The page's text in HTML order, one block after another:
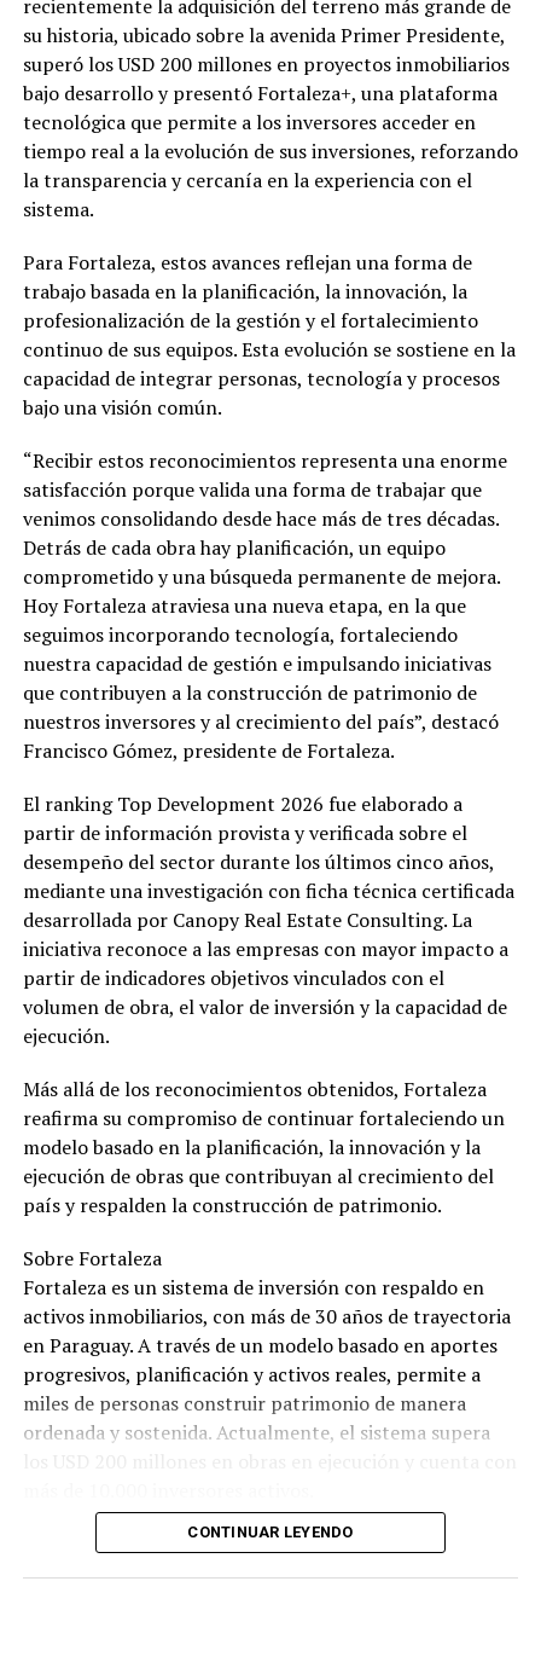
recientemente la adquisición del terreno más grande de
su historia, ubicado sobre la avenida Primer Presidente,
superó los USD 200 millones en proyectos inmobiliarios
bajo desarrollo y presentó Fortaleza+, una plataforma
tecnológica que permite a los inversores acceder en
tiempo real a la evolución de sus inversiones, reforzando
la transparencia y cercanía en la experiencia con el
sistema.
Para Fortaleza, estos avances reflejan una forma de
trabajo basada en la planificación, la innovación, la
profesionalización de la gestión y el fortalecimiento
continuo de sus equipos. Esta evolución se sostiene en la
capacidad de integrar personas, tecnología y procesos
bajo una visión común.
“Recibir estos reconocimientos representa una enorme
satisfacción porque valida una forma de trabajar que
venimos consolidando desde hace más de tres décadas.
Detrás de cada obra hay planificación, un equipo
comprometido y una búsqueda permanente de mejora.
Hoy Fortaleza atraviesa una nueva etapa, en la que
seguimos incorporando tecnología, fortaleciendo
nuestra capacidad de gestión e impulsando iniciativas
que contribuyen a la construcción de patrimonio de
nuestros inversores y al crecimiento del país”, destacó
Francisco Gómez, presidente de Fortaleza.
El ranking Top Development 2026 fue elaborado a
partir de información provista y verificada sobre el
desempeño del sector durante los últimos cinco años,
mediante una investigación con ficha técnica certificada
desarrollada por Canopy Real Estate Consulting. La
iniciativa reconoce a las empresas con mayor impacto a
partir de indicadores objetivos vinculados con el
volumen de obra, el valor de inversión y la capacidad de
ejecución.
Más allá de los reconocimientos obtenidos, Fortaleza
reafirma su compromiso de continuar fortaleciendo un
modelo basado en la planificación, la innovación y la
ejecución de obras que contribuyan al crecimiento del
país y respalden la construcción de patrimonio.
Sobre Fortaleza
Fortaleza es un sistema de inversión con respaldo en
activos inmobiliarios, con más de 30 años de trayectoria
en Paraguay. A través de un modelo basado en aportes
progresivos, planificación y activos reales, permite a
miles de personas construir patrimonio de manera
ordenada y sostenida. Actualmente, el sistema supera
CONTINUAR LEYENDO